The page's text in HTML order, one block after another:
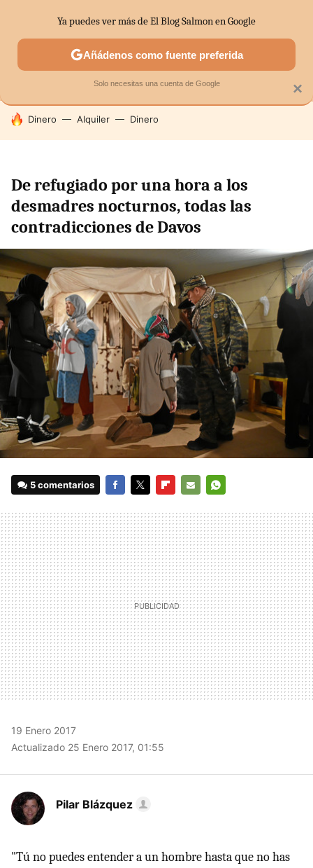
MENÚ NUEVO
ECONOMÍA DOMÉSTICA MERCADOS
HOY SE HABLA DE
Dinero Alquiler Dinero
De refugiado por una hora a los
desmadres nocturnos, todas las
contradicciones de Davos
5 comentarios
MAIL
19 Enero 2017
Actualizado 25 Enero 2017, 01:55
Pilar Blázquez
"Tú no puedes entender a un hombre hasta que no has
×
Ya puedes ver más de El Blog Salmon en Google
Añádenos como fuente preferida
Solo necesitas una cuenta de Google